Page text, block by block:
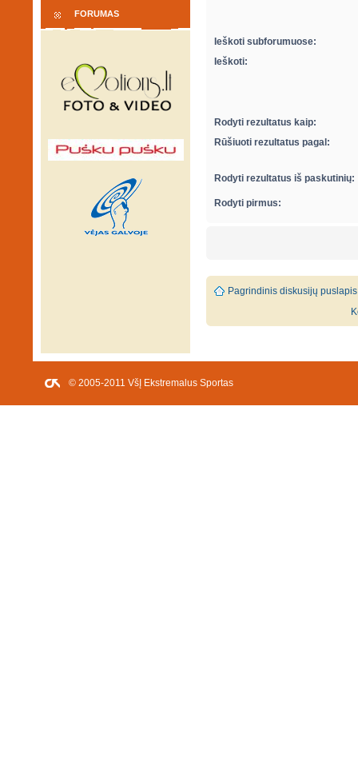
FORUMAS
Ieškoti subforumuose:
Ieškoti:
Rodyti rezultatus kaip:
Rūšiuoti rezultatus pagal:
Rodyti rezultatus iš paskutinių:
Rodyti pirmus:
Pagrindinis diskusijų puslapis
© 2005-2011 VšĮ Ekstremalus Sportas